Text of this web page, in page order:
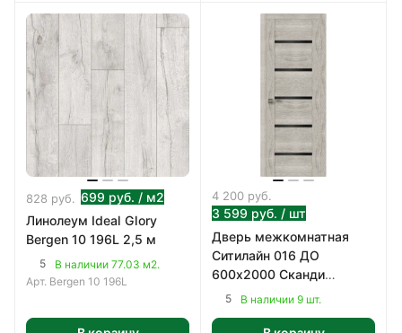
828 руб. 699 руб. / м2
Линолеум Ideal Glory
Bergen 10 196L 2,5 м
5
В наличии 77.03 м2.
Арт. Bergen 10 196L
4 200 руб.
3 599 руб. / шт
Дверь межкомнатная
Ситилайн 016 ДО
600х2000 Сканди
5 В наличии 9 шт.